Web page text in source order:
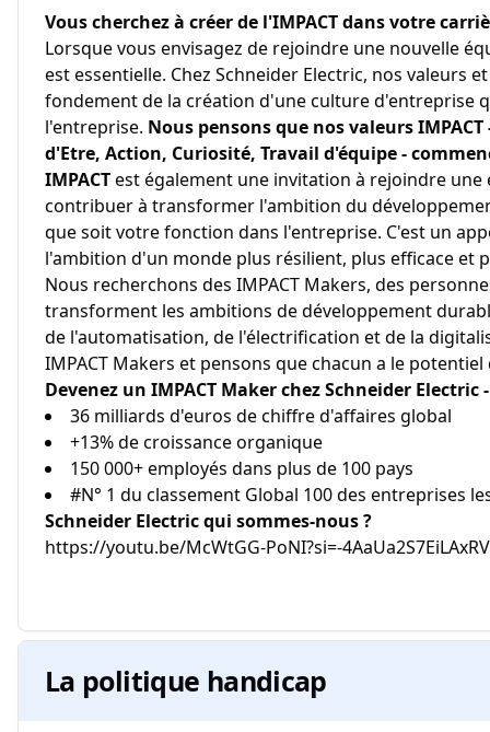
Vous cherchez à créer de l'IMPACT dans votre
Lorsque vous envisagez de rejoindre une nouvelle
est essentielle. Chez Schneider Electric, nos valeurs
fondement de la création d'une culture d'entreprise
l'entreprise. Nous pensons que nos valeurs
d'Etre, Action, Curiosité, Travail d'équipe -
IMPACTest également une invitation à rejoindre
contribuer à transformer l'ambition du
que soit votre fonction dans l'entreprise. C'est un
l'ambition d'un monde plus résilient, plus efficace et
Nous recherchons des IMPACT Makers, des
transforment les ambitions de développement
de l'automatisation, de l'électrification et de la
IMPACT Makers et pensons que chacun a le
Devenez un IMPACT Maker chez Schneider
36 milliards d'euros de chiffre d'affaires global
+13% de croissance organique
150 000+ employés dans plus de 100 pays
#N° 1 du classement Global 100 des entreprises
Schneider Electric qui sommes-nous ?
https://youtu.be/McWtGG-PoNI?si=-
La politique handicap